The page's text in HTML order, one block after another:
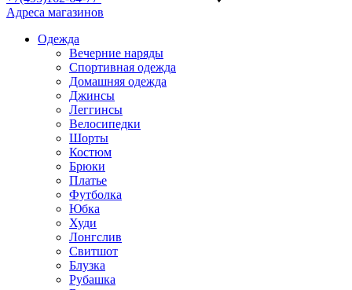
Адреса магазинов
Одежда
Вечерние наряды
Спортивная одежда
Домашняя одежда
Джинсы
Леггинсы
Велосипедки
Шорты
Костюм
Брюки
Платье
Футболка
Юбка
Худи
Лонгслив
Свитшот
Блузка
Рубашка